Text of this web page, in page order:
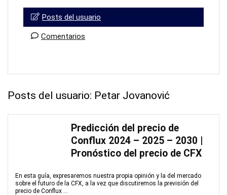
Posts del usuario
Comentarios
Posts del usuario: Petar Jovanović
Predicción del precio de
Conflux 2024 – 2025 – 2030 |
Pronóstico del precio de CFX
En esta guía, expresaremos nuestra propia opinión y la del mercado
sobre el futuro de la CFX, a la vez que discutiremos la previsión del
precio de Conflux ...